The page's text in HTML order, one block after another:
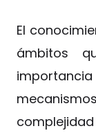
El
ámbitos